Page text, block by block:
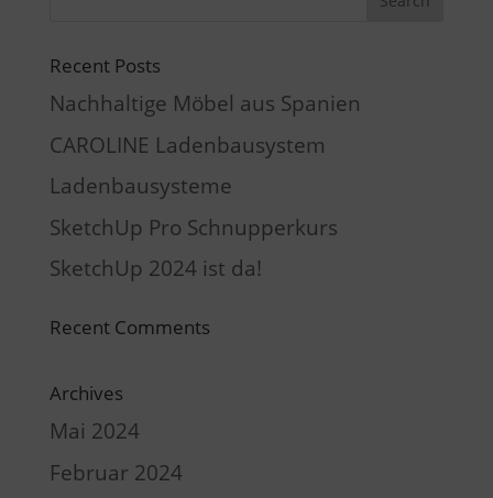
Recent Posts
Nachhaltige Möbel aus Spanien
CAROLINE Ladenbausystem
Ladenbausysteme
SketchUp Pro Schnupperkurs
SketchUp 2024 ist da!
Recent Comments
Archives
Mai 2024
Februar 2024